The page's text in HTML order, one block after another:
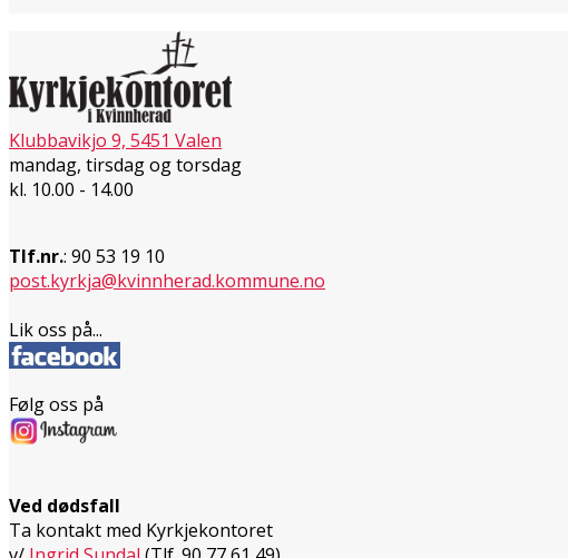
Klubbavikjo 9, 5451 Valen
mandag, tirsdag og torsdag
kl. 10.00 - 14.00
Tlf.nr.: 90 53 19 10
post.kyrkja@kvinnherad.kommune.no
Lik oss på...
Følg oss på
Ved dødsfall
Ta kontakt med Kyrkjekontoret